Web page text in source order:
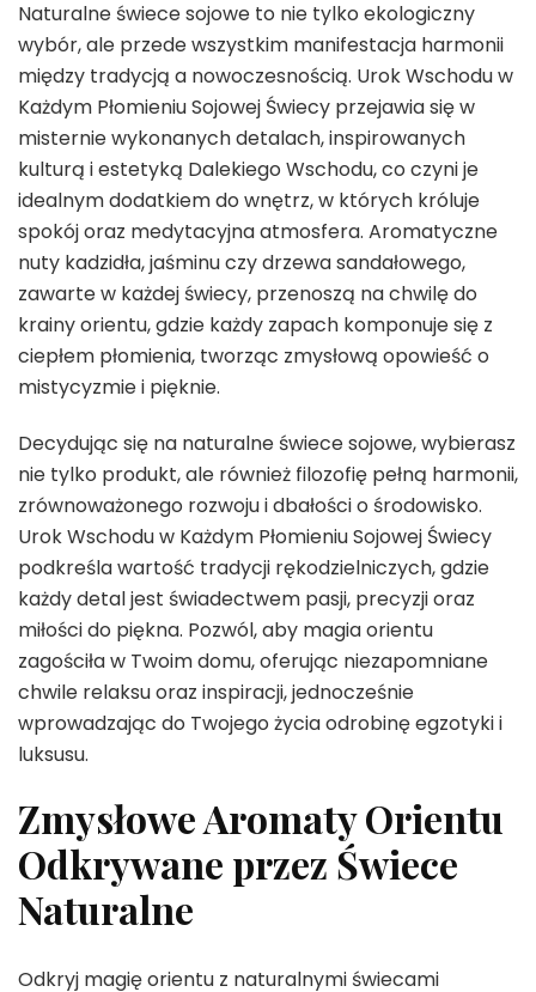
Naturalne świece sojowe to nie tylko ekologiczny
wybór, ale przede wszystkim manifestacja harmonii
między tradycją a nowoczesnością. Urok Wschodu w
Każdym Płomieniu Sojowej Świecy przejawia się w
misternie wykonanych detalach, inspirowanych
kulturą i estetyką Dalekiego Wschodu, co czyni je
idealnym dodatkiem do wnętrz, w których króluje
spokój oraz medytacyjna atmosfera. Aromatyczne
nuty kadzidła, jaśminu czy drzewa sandałowego,
zawarte w każdej świecy, przenoszą na chwilę do
krainy orientu, gdzie każdy zapach komponuje się z
ciepłem płomienia, tworząc zmysłową opowieść o
mistycyzmie i pięknie.
Decydując się na naturalne świece sojowe, wybierasz
nie tylko produkt, ale również filozofię pełną harmonii,
zrównoważonego rozwoju i dbałości o środowisko.
Urok Wschodu w Każdym Płomieniu Sojowej Świecy
podkreśla wartość tradycji rękodzielniczych, gdzie
każdy detal jest świadectwem pasji, precyzji oraz
miłości do piękna. Pozwól, aby magia orientu
zagościła w Twoim domu, oferując niezapomniane
chwile relaksu oraz inspiracji, jednocześnie
wprowadzając do Twojego życia odrobinę egzotyki i
luksusu.
Zmysłowe Aromaty Orientu
Odkrywane przez Świece
Naturalne
Odkryj magię orientu z naturalnymi świecami